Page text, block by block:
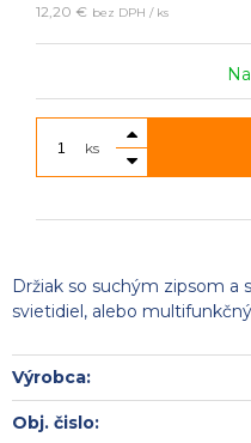
12,20 € bez DPH / ks
ks
Držiak so suchým zipsom a
svietidiel, alebo
Výrobca:
Obj. čislo: